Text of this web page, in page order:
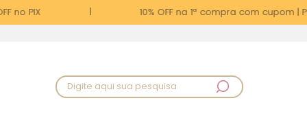
no PIX 10% OFF na 1ª compra com cupom |
Digite aqui sua pesquisa